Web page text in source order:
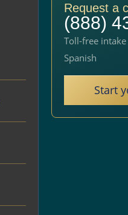
Request a
(888)
Toll-free intake
Spanish
Start